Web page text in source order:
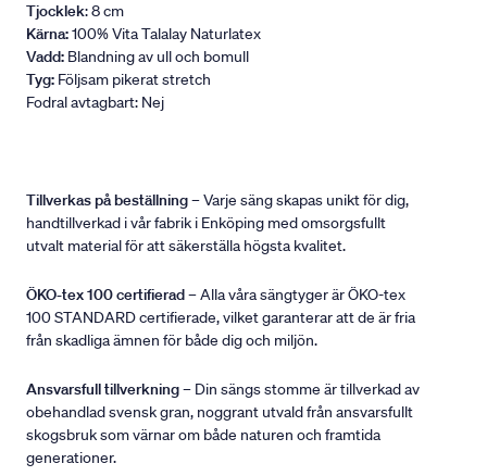
Tjocklek: 8 cm
Kärna:100% Vita Talalay Naturlatex
Vadd: Blandning av ull och bomull
Tyg: Följsam pikerat stretch
Fodral avtagbart: Nej
Tillverkas på beställning– Varje säng skapas unikt för dig,
handtillverkad i vår fabrik i Enköping med omsorgsfullt
utvalt material för att säkerställa högsta kvalitet.
ÖKO-tex 100 certifierad– Alla våra sängtyger är ÖKO-tex
100 STANDARD certifierade, vilket garanterar att de är fria
från skadliga ämnen för både dig och miljön.
Ansvarsfull tillverkning– Din sängs stomme är tillverkad av
obehandlad svensk gran, noggrant utvald från ansvarsfullt
skogsbruk som värnar om både naturen och framtida
generationer.